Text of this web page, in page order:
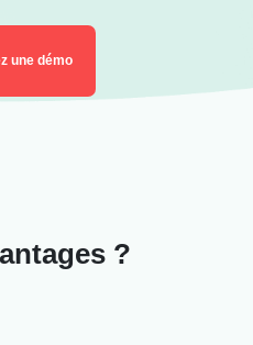
une démo
?